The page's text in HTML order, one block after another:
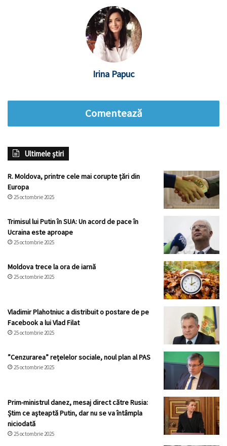
Irina Papuc
Comentează
Ultimele știri
R. Moldova, printre cele mai corupte țări din
Europa
25 octombrie 2025
Trimisul lui Putin în SUA: Un acord de pace în
Ucraina este aproape
25 octombrie 2025
Moldova trece la ora de iarnă
25 octombrie 2025
Vladimir Plahotniuc a distribuit o postare de pe
Facebook a lui Vlad Filat
25 octombrie 2025
”Cenzurarea” rețelelor sociale, noul plan al PAS
25 octombrie 2025
Prim-ministrul danez, mesaj direct către Rusia:
Știm ce așteaptă Putin, dar nu se va întâmpla
niciodată
25 octombrie 2025